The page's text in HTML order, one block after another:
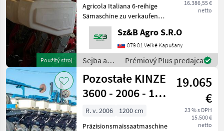
Použitý stroj
16.386,55 €
netto
Agricola Italiana 6-reihige
Sämaschine zu verkaufen! -
6-reihiges Design - Mit
Düngerstreuer - Mit
Mikrogranulatstreuer In
einem Zustand, der sofort
verwendet
Sz&B Agro S.R.O
079 01 Veľké Kapušany
Sejba a
starostlivosť
o plodinu
/ Sonstige
Prémiový Plus predajca
Pozostałe KINZE
3600 - 2006 - 12
REIHEN + TANK
FÜR DÜNGEMI
19.065
€
23 % s DPH
15.500 €
netto
R. v. 2006
1200 cm
Präzisionsmaissaatmaschine